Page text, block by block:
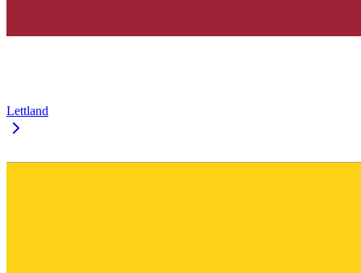
Lettland